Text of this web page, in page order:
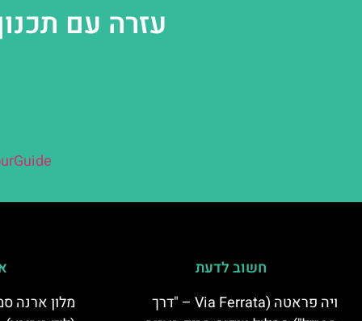
עזרה עם
חשוב לדעת
ויה פראטה (Via Ferrata – "דרך